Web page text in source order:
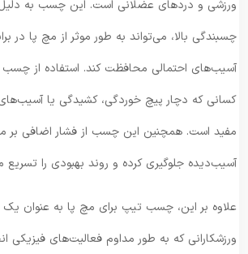
ورزشی و دردهای عضلانی است. این چسب به
چسبندگی بالا، می‌تواند به طور موثر از مچ پا در
آسیب‌های احتمالی محافظت کند. استفاده از
کسانی که دچار پیچ خوردگی، کشیدگی یا آسیب‌های
مفید است. همچنین این چسب از فشار اضافی بر
آسیب‌دیده جلوگیری کرده و روند بهبودی را
علاوه بر این، چسب تیپ برای مچ پا به عنوان یک
ورزشکارانی که به طور مداوم فعالیت‌های فیزیکی